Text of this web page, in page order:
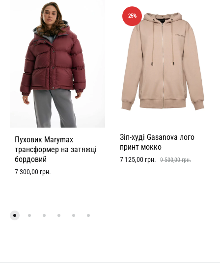
Пуховик Marymax
трансформер на затяжці
бордовий
7 300,00 грн.
25%
Зіп-худі Gasanova лого
принт мокко
7 125,00 грн. 9 500,00грн.